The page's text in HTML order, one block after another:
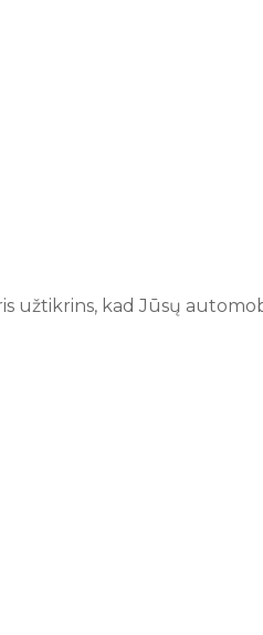
užtikrins, kad Jūsų